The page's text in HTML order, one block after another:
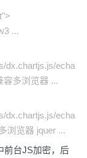
...
dx.chartjs.js/echa
多浏览器 ...
dx.chartjs.js/echa
浏览器 jquer ...
台JS加密，后